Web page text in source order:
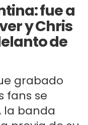
fue a
y Chris
de
grabado
fans se
la banda